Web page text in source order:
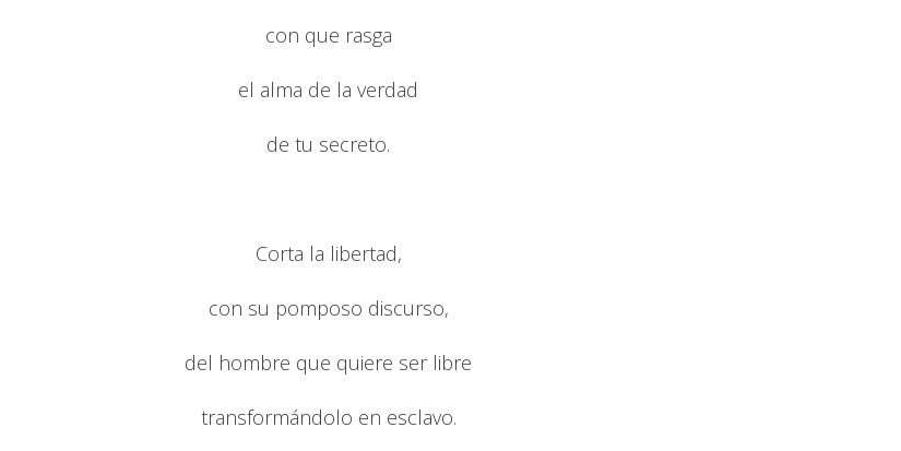
con que rasga
el alma de la verdad
de tu secreto.
Corta la libertad,
con su pomposo discurso,
del hombre que quiere ser libre
transformándolo en esclavo.